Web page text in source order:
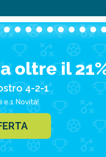
oltre il
4-2-1
e 1 Novità!